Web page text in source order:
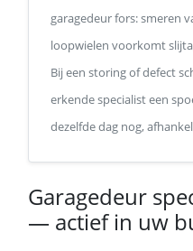
garagedeur fors: smeren
loopwielen voorkomt
Bij een storing of defect
erkende specialist een
dezelfde dag nog,
Garagedeur
— actief in uw